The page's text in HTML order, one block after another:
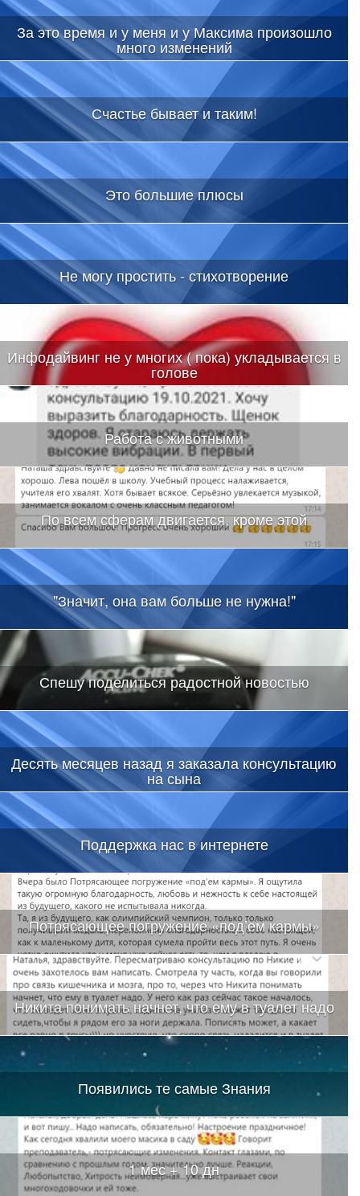
За это время и у меня и у Максима произошло
много изменений
Счастье бывает и таким!
Это большие плюсы
Не могу простить - стихотворение
Инфодайвинг не у многих ( пока) укладывается в
голове
Работа с животными
По всем сферам двигается, кроме этой
"Значит, она вам больше не нужна!"
Спешу поделиться радостной новостью
Десять месяцев назад я заказала консультацию
на сына
Поддержка нас в интернете
Потрясающее погружение «под’ем кармы»
Никита понимать начнет, что ему в туалет надо
Появились те самые Знания
1 мес + 10 дн